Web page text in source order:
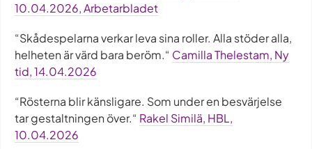
10.04.2026, Arbetarbladet
“Skådespelarna verkar leva sina roller. Alla stöder alla,
helheten är värd bara beröm.“ Camilla Thelestam, Ny
tid, 14.04.2026
“Rösterna blir känsligare. Som under en besvärjelse
tar gestaltningen över.“ Rakel Similä, HBL,
10.04.2026